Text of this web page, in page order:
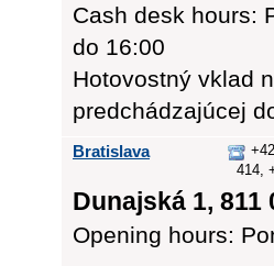
Cash desk hours:
do 16:00
Hotovostný vklad
predchádzajúcej
Bratislava
414,
Dunajská 1, 811
Opening hours: